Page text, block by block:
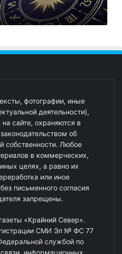
фотографии, иные
деятельности),
сайте, охраняются в
об
собственности. Любое
в коммерческих,
целях, а равно их
или иное
письменного согласия
запрещены.
«Крайний Север».
СМИ Эл № ФС 77
службой по
информационных